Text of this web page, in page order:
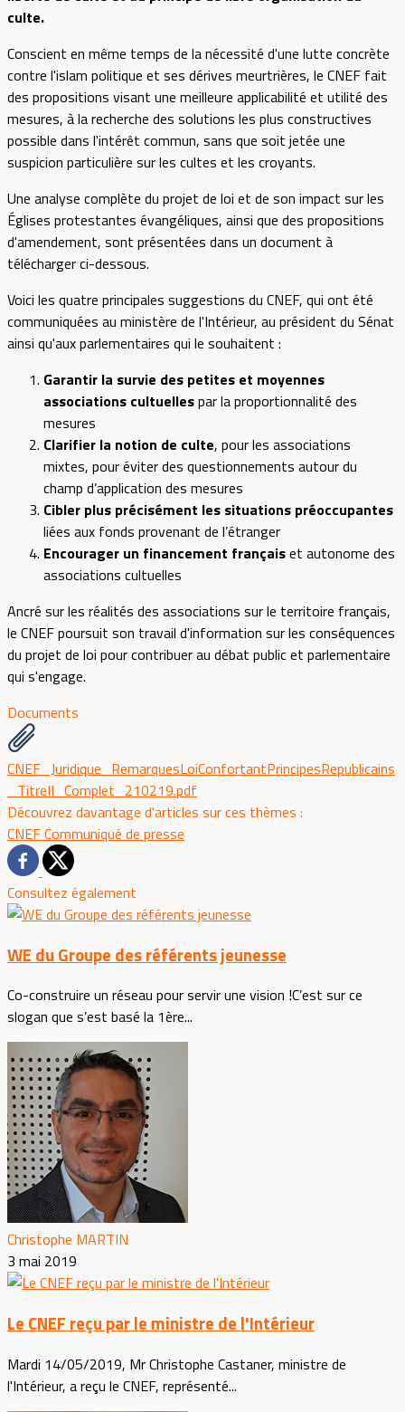
culte.
Conscient en même temps de la nécessité d'une lutte concrète
contre l'islam politique et ses dérives meurtrières, le CNEF fait
des propositions visant une meilleure applicabilité et utilité des
mesures, à la recherche des solutions les plus constructives
possible dans l'intérêt commun, sans que soit jetée une
suspicion particulière sur les cultes et les croyants.
Une analyse complète du projet de loi et de son impact sur les
Églises protestantes évangéliques, ainsi que des propositions
d'amendement, sont présentées dans un document à
télécharger ci-dessous.
Voici les quatre principales suggestions du CNEF, qui ont été
communiquées au ministère de l'Intérieur, au président du Sénat
ainsi qu'aux parlementaires qui le souhaitent :
Garantir la survie des petites et moyennes
associations cultuellespar la proportionnalité des
mesures
Clarifier la notion de culte, pour les associations
mixtes, pour éviter des questionnements autour du
champ d’application des mesures
Cibler plus précisément les situations préoccupantes
liées aux fonds provenant de l’étranger
Encourager un financement françaiset autonome des
associations cultuelles
Ancré sur les réalités des associations sur le territoire français,
le CNEF poursuit son travail d'information sur les conséquences
du projet de loi pour contribuer au débat public et parlementaire
qui s'engage.
Documents
CNEF_Juridique_RemarquesLoiConfortantPrincipesRepublicains
_TitreII_Complet_210219.pdf
Découvrez davantage d'articles sur ces thèmes :
CNEFCommuniqué de presse
Consultez également
WE du Groupe des référents jeunesse
Co-construire un réseau pour servir une vision !C’est sur ce
slogan que s’est basé la 1ère...
Christophe MARTIN
3 mai 2019
Le CNEF reçu par le ministre de l'Intérieur
Mardi 14/05/2019, Mr Christophe Castaner, ministre de
l'Intérieur, a reçu le CNEF, représenté...